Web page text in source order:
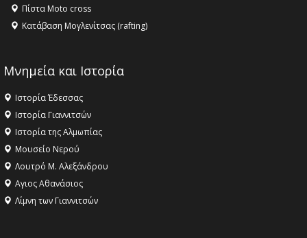
Πίστα Moto cross
Κατάβαση Μογλενίτσας (rafting)
Μνημεία και Ιστορία
Ιστορία Έδεσσας
Ιστορία Γιαννιτσών
Ιστορία της Αλμωπίας
Μουσείο Νερού
Λουτρό Μ. Αλεξάνδρου
Αγιος Αθανάσιος
Λίμνη των Γιαννιτσών